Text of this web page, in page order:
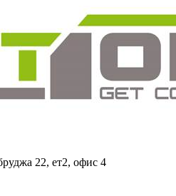
22, ет2, офис 4